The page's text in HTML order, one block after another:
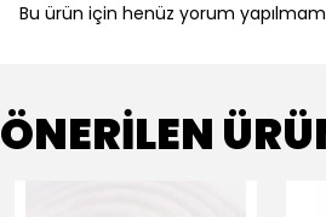
Bu ürün için henüz yorum
ÖNERİLEN